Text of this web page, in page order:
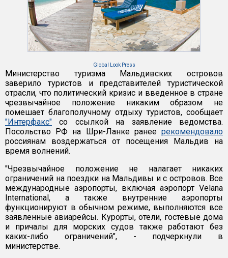
Global Look Press
Министерство туризма Мальдивских островов
заверило туристов и представителей туристической
отрасли, что политический кризис и введенное в стране
чрезвычайное положение никаким образом не
помешает благополучному отдыху туристов, сообщает
"Интерфакс" со ссылкой на заявление ведомства.
Посольство РФ на Шри-Ланке ранее рекомендовало
россиянам воздержаться от посещения Мальдив на
время волнений.
"Чрезвычайное положение не налагает никаких
ограничений на поездки на Мальдивы и с островов. Все
международные аэропорты, включая аэропорт Velana
International, а также внутренние аэропорты
функционируют в обычном режиме, выполняются все
заявленные авиарейсы. Курорты, отели, гостевые дома
и причалы для морских судов также работают без
каких-либо ограничений", - подчеркнули в
министерстве.